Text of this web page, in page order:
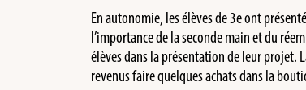
En autonomie, les élèves de 3e ont
l’importance de la seconde main et du
élèves dans la présentation de leur projet.
revenus faire quelques achats dans la